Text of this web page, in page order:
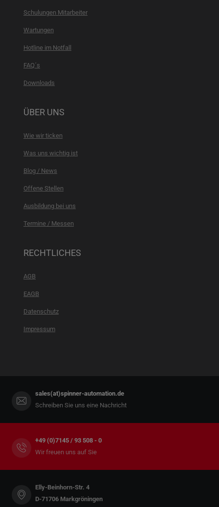
Schulungen Mitarbeiter
Wartungen
Hotline im Notfall
FAQ´s
Downloads
ÜBER UNS
Wie wir ticken
Was uns wichtig ist
Blog / News
Offene Stellen
Ausbildung bei uns
Termine / Messen
RECHTLICHES
AGB
EAGB
Datenschutz
Impressum
sales(at)spinner-automation.de
Schreiben Sie uns eine Nachricht
+49 (0)7145 / 93 508 - 0
Wir freuen uns auf Sie
Elly-Beinhorn-Str. 4
D-71706 Markgröningen